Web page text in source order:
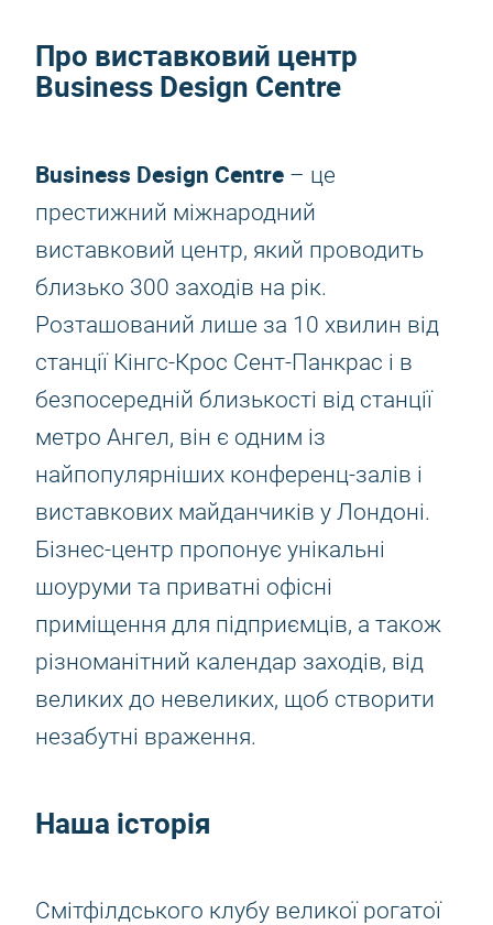
Про виставковий центр
Business Design Centre
Business Design Centre – це
престижний міжнародний
виставковий центр, який проводить
близько 300 заходів на рік.
Розташований лише за 10 хвилин від
станції Кінгс-Крос Сент-Панкрас і в
безпосередній близькості від станції
метро Ангел, він є одним із
найпопулярніших конференц-залів і
виставкових майданчиків у Лондоні.
Бізнес-центр пропонує унікальні
шоуруми та приватні офісні
приміщення для підприємців, а також
різноманітний календар заходів, від
великих до невеликих, щоб створити
незабутні враження.
Наша історія
Смітфілдського клубу великої рогатої